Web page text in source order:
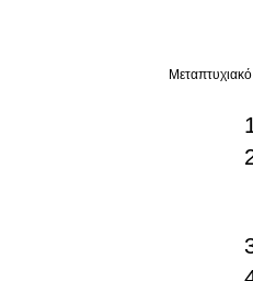
Μεταπτυχιακό